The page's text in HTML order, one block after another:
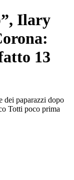
Ilary
13
dei paparazzi dopo
Totti poco prima